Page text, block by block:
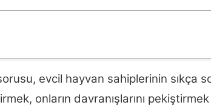
evcil hayvan sahiplerinin sıkça
onların davranışlarını